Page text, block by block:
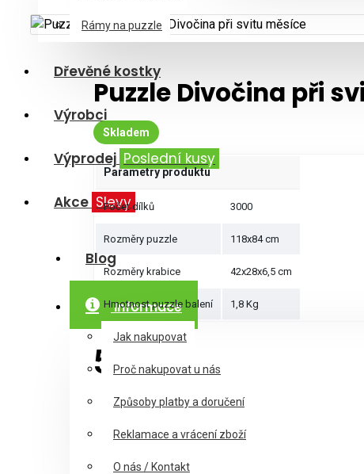
Rámy na puzzle
Dřevěné kostky
Výrobci
Výprodej Poslední kusy
Akce Slevy
Blog
Informace
Jak nakupovat
Proč nakupovat u nás
Způsoby platby a doručení
Reklamace a vrácení zboží
O nás / Kontakt
Puzzle Divočina při
Skladem
Parametry produktu
Počet dílků 3000
Rozměry puzzle 118x84 cm
Rozměry krabice 42x28x6,5 cm
Hmotnost puzzle balení 1,8 Kg
512Kč